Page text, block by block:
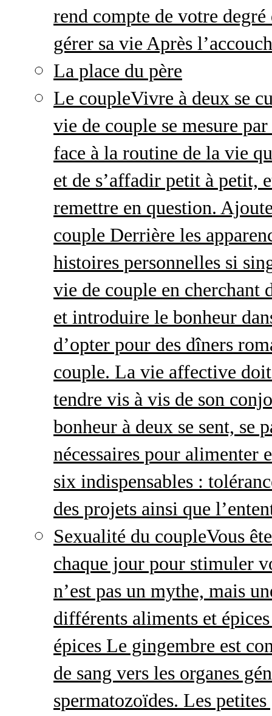
rend compte de votre
gérer sa vie Après
La place du père
Le coupleVivre à deux se
vie de couple se mesure
face à la routine de la vie
et de s’affadir petit à petit,
remettre en question.
couple Derrière les
histoires personnelles si
vie de couple en cherchant
et introduire le bonheur
d’opter pour des dîners
couple. La vie affective
tendre vis à vis de son
bonheur à deux se sent, se
nécessaires pour alimenter
six indispensables :
des projets ainsi que
Sexualité du coupleVous
chaque jour pour stimuler
n’est pas un mythe, mais
différents aliments et
épices Le gingembre est
de sang vers les organes
spermatozoïdes. Les